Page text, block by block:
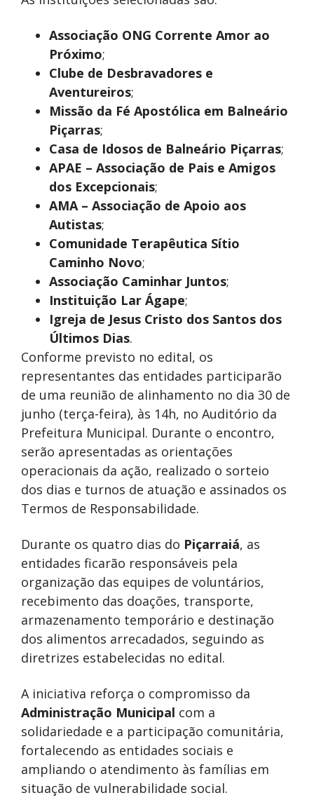
Associação ONG Corrente Amor ao
Próximo;
Clube de Desbravadores e
Aventureiros;
Missão da Fé Apostólica em Balneário
Piçarras;
Casa de Idosos de Balneário Piçarras;
APAE – Associação de Pais e Amigos
dos Excepcionais;
AMA – Associação de Apoio aos
Autistas;
Comunidade Terapêutica Sítio
Caminho Novo;
Associação Caminhar Juntos;
Instituição Lar Ágape;
Igreja de Jesus Cristo dos Santos dos
Últimos Dias.
Conforme previsto no edital, os
representantes das entidades participarão
de uma reunião de alinhamento no dia 30 de
junho (terça-feira), às 14h, no Auditório da
Prefeitura Municipal. Durante o encontro,
serão apresentadas as orientações
operacionais da ação, realizado o sorteio
dos dias e turnos de atuação e assinados os
Termos de Responsabilidade.
Durante os quatro dias do Piçarraiá, as
entidades ficarão responsáveis pela
organização das equipes de voluntários,
recebimento das doações, transporte,
armazenamento temporário e destinação
dos alimentos arrecadados, seguindo as
diretrizes estabelecidas no edital.
A iniciativa reforça o compromisso da
Administração Municipal com a
solidariedade e a participação comunitária,
fortalecendo as entidades sociais e
ampliando o atendimento às famílias em
situação de vulnerabilidade social.